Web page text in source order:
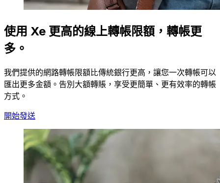
使用 Xe 更高的線上轉帳限額，轉帳更
多。
我們提供的網路轉帳限額比傳統銀行更高，讓您一次轉帳可以
匯出更多金額。告別大額轉賬，享受更簡單、更有效率的轉帳
方式。
開始發送